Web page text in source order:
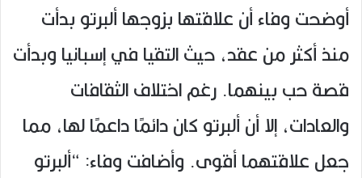
أوضحت وفاء أن علاقتها بزوجها ألبرتو بدأت
منذ أكثر من عقد، حيث التقيا في إسبانيا وبدأت
قصة حب بينهما. رغم اختلاف الثقافات
والعادات، إلا أن ألبرتو كان دائمًا داعمًا لها، مما
جعل علاقتهما أقوى. وأضافت وفاء: “ألبرتو